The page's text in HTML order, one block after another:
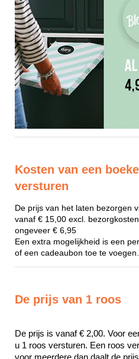
Kosten van een
versturen
De prijs van het laten bezorgen
vanaf € 15,00 excl.
ongeveer € 6,95
Een extra mogelijkheid is een
of een cadeaubon toe te voegen.
De prijs van 1 roos
De prijs is vanaf € 2,00. Voor
u 1 roos versturen. Een roos
voor meerdere dan daalt de